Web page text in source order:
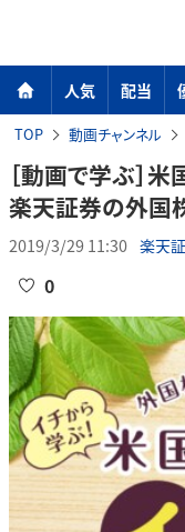
人気 配当
TOP 動画チャンネル
［動画で学ぶ］
楽天証券の外国
2019/3/29 11:30 楽天
0